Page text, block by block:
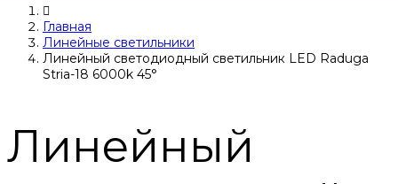
Главная
Линейные светильники
Линейный светодиодный светильник LED Raduga
Stria-18 6000k 45°
Линейный